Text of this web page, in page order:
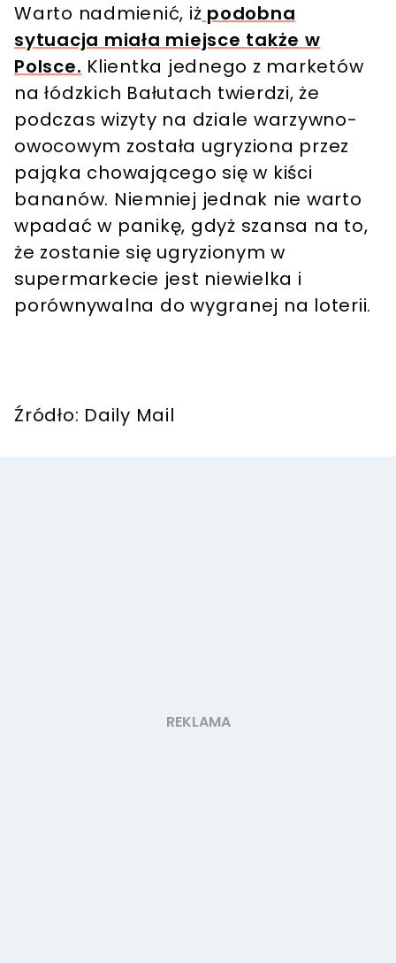
Warto nadmienić, iż podobna
sytuacja miała miejsce także w
Polsce. Klientka jednego z marketów
na łódzkich Bałutach twierdzi, że
podczas wizyty na dziale warzywno-
owocowym została ugryziona przez
pająka chowającego się w kiści
bananów. Niemniej jednak nie warto
wpadać w panikę, gdyż szansa na to,
że zostanie się ugryzionym w
supermarkecie jest niewielka i
porównywalna do wygranej na loterii.
Źródło: Daily Mail